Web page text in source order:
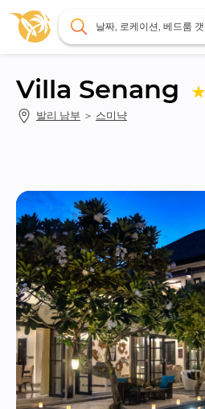
날짜, 로케이션, 베드룸
Villa Senang
발리 남부 ＞ 스미냑